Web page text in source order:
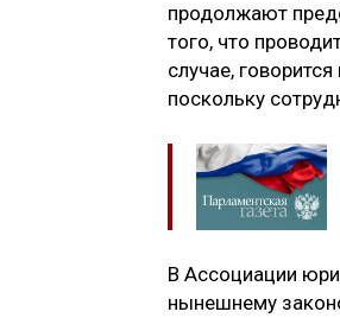
продолжают
того, что
случае,
поскольку
В Ассоциации
нынешнему